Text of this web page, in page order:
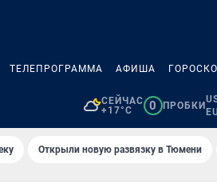
ТЕЛЕПРОГРАММА АФИША
СЕЙЧАС
+17°C
0 ПРОБКИ
Открыли новую развязку в Тюмени